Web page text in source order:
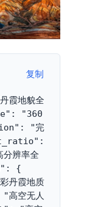
复制
地貌全
"360
"完
辨率全
{
丹霞地质
空无人